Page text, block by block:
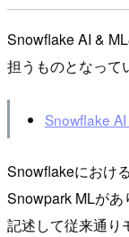
Snowflake AI &
担うものとなって
Snowflake
Snowflakeにおけ
Snowpark MLが
記述して従来通り